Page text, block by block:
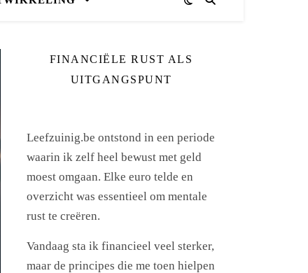
FINANCIËLE RUST ALS
UITGANGSPUNT
Leefzuinig.be ontstond in een periode
waarin ik zelf heel bewust met geld
moest omgaan. Elke euro telde en
overzicht was essentieel om mentale
rust te creëren.
Vandaag sta ik financieel veel sterker,
maar de principes die me toen hielpen